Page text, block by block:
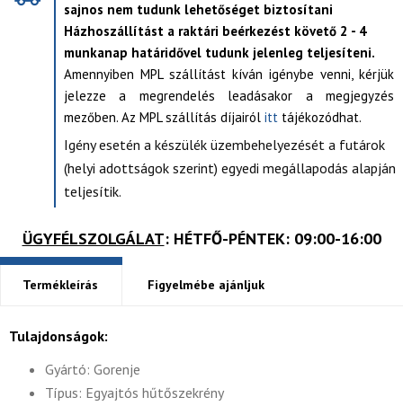
sajnos nem tudunk lehetőséget biztosítani
Házhoszállítást a raktári beérkezést követő 2 - 4
munkanap határidővel tudunk jelenleg teljesíteni.
Amennyiben MPL szállítást kíván igénybe venni, kérjük
jelezze a megrendelés leadásakor a megjegyzés
mezőben. Az MPL szállítás díjairól itt tájékozódhat.
Igény esetén a készülék üzembehelyezését a futárok
(helyi adottságok szerint) egyedi megállapodás alapján
teljesítik.
ÜGYFÉLSZOLGÁLAT: HÉTFŐ-PÉNTEK: 09:00-16:00
Termékleírás Figyelmébe ajánljuk
Tulajdonságok:
Gyártó: Gorenje
Típus: Egyajtós hűtőszekrény